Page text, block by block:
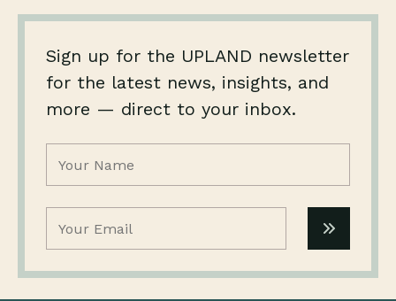
Sign up for the UPLAND newsletter
for the latest news, insights, and
more — direct to your inbox.